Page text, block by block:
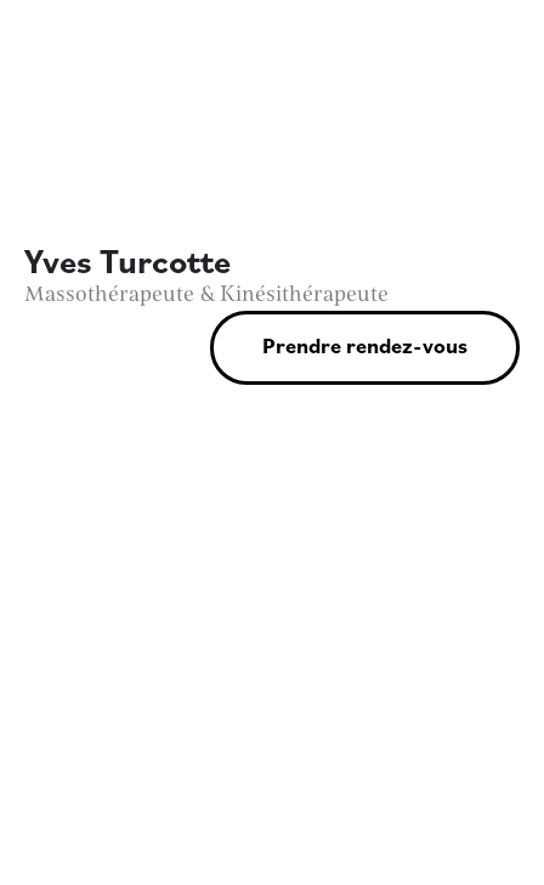
Yves Turcotte
Massothérapeute & Kinésithérapeute
Prendre rendez-vous